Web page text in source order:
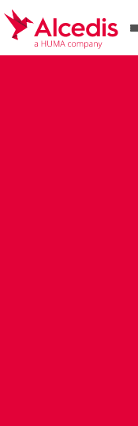
Direkt
zum
Inhalt